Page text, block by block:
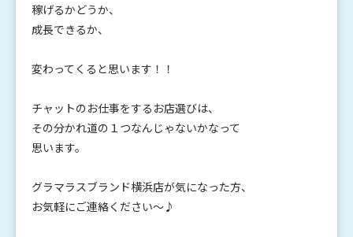
稼げるかどうか、
成長できるか、
変わってくると思います！！
チャットのお仕事をするお店選びは、
その分かれ道の１つなんじゃないかなって
思います。
グラマラスブランド横浜店が気になった方、
お気軽にご連絡ください～♪